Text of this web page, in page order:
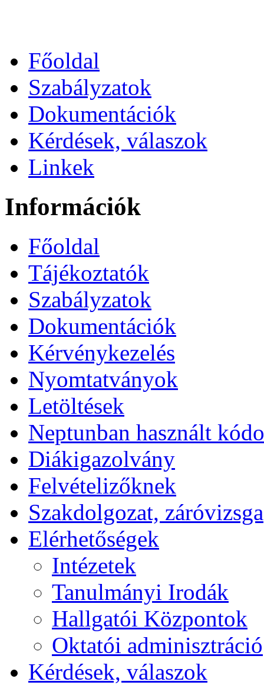
Főoldal
Szabályzatok
Dokumentációk
Kérdések, válaszok
Linkek
Információk
Főoldal
Tájékoztatók
Szabályzatok
Dokumentációk
Kérvénykezelés
Nyomtatványok
Letöltések
Neptunban használt
Diákigazolvány
Felvételizőknek
Szakdolgozat, záróvizsga
Elérhetőségek
Intézetek
Tanulmányi Irodák
Hallgatói Központok
Oktatói adminisztráció
Kérdések, válaszok